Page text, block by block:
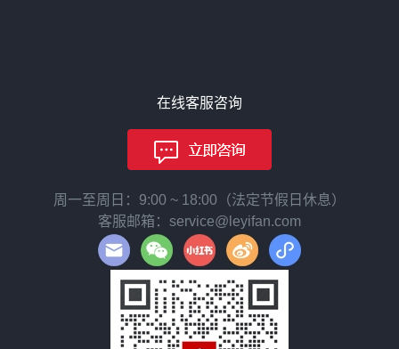
在线客服咨询
周一至周日：9:00 ~ 18:00（法定节假日休息）
客服邮箱：service@leyifan.com